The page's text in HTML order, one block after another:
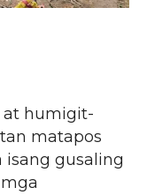
at humigit-
matapos
isang gusaling